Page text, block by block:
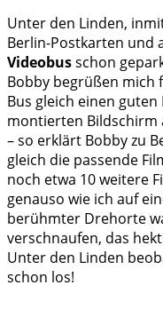
Unter den Linden,
Berlin-Postkarten und
Videobusschon
Bobby begrüßen mich
Bus gleich einen
montierten Bildschirm
– so erklärt Bobby zu
gleich die passende
noch etwa 10 weitere
genauso wie ich auf
berühmter Drehorte
verschnaufen, das
Unter den Linden
schon los!